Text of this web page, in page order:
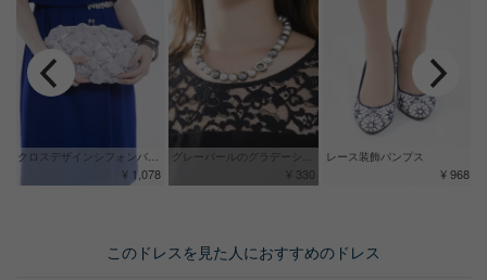
グレーパールのグラデーションネックレス
¥ 330
レース装飾パンプス
¥ 968
クロスデザインシフォンバッグ
¥ 1,078
このドレスを見た人におすすめのドレス